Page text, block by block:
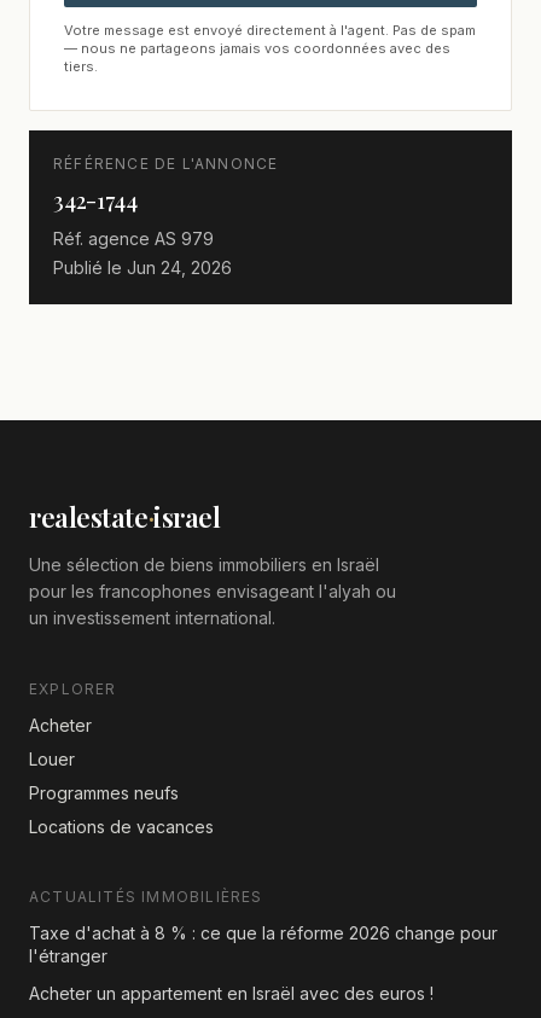
Votre message est envoyé directement à l'agent. Pas de spam
— nous ne partageons jamais vos coordonnées avec des
tiers.
RÉFÉRENCE DE L'ANNONCE
342-1744
Réf. agence AS 979
Publié le Jun 24, 2026
realestate·israel
Une sélection de biens immobiliers en Israël
pour les francophones envisageant l'alyah ou
un investissement international.
EXPLORER
Acheter
Louer
Programmes neufs
Locations de vacances
ACTUALITÉS IMMOBILIÈRES
Taxe d'achat à 8 % : ce que la réforme 2026 change pour
l'étranger
Acheter un appartement en Israël avec des euros !